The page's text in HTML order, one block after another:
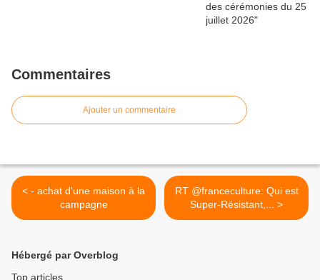
Commentaires
Ajouter un commentaire
< - achat d'une maison à la
campagne
RT @franceculture: Qui est
Super-Résistant,... >
Hébergé par Overblog
Top articles